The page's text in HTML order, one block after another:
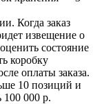
Когда заказ
извещение о
состояние
коробку
оплаты заказа.
10 позиций и
100 000 р.